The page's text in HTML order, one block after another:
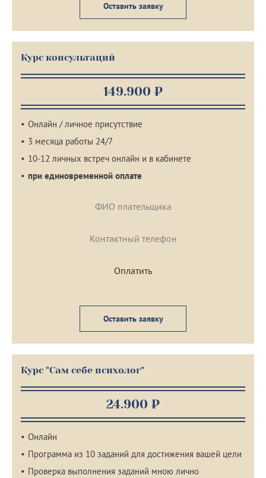
Оставить заявку
Курс консультаций
149.900 ₽
Онлайн / личное присутствие
3 месяца работы 24/7
10-12 личных встреч онлайн и в кабинете
при единовременной оплате
Оставить заявку
Курс "Сам себе психолог"
24.900 ₽
Онлайн
Программа из 10 заданий для достижения вашей цели
Проверка выполнения заданий мною лично